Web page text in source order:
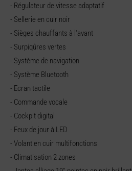
- Régulateur de vitesse adaptatif
- Sellerie en cuir noir
- Sièges chauffants à l'avant
- Surpiqûres vertes
- Système de navigation
- Système Bluetooth
- Ecran tactile
- Commande vocale
- Cockpit digital
- Feux de jour à LED
- Volant en cuir multifonctions
- Climatisation 2 zones